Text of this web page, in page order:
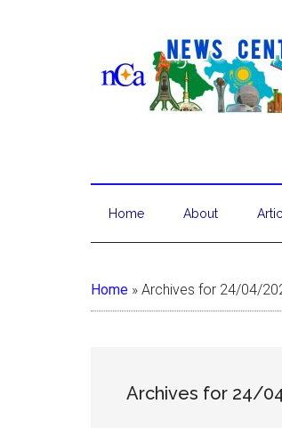
Home About
Home » Archives for 24/04/
Archives for 24/